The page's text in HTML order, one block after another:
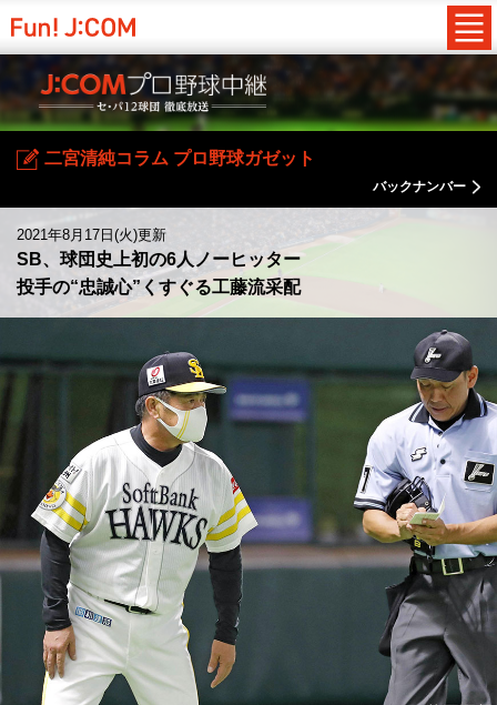
二宮清純コラム プロ野球ガゼット
バックナンバー
2021年8月17日(火)更新
SB、球団史上初の6人ノーヒッター
投手の“忠誠心”くすぐる工藤流采配